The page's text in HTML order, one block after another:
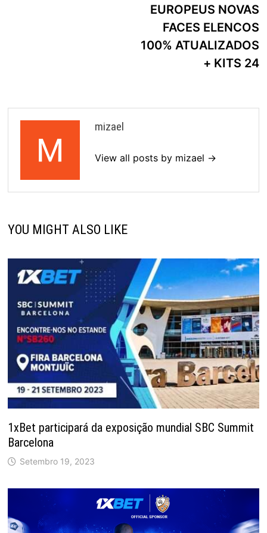
EUROPEUS NOVAS
FACES ELENCOS
100% ATUALIZADOS
+ KITS 24
mizael
View all posts by mizael →
YOU MIGHT ALSO LIKE
1xBet participará da exposição mundial SBC Summit
Barcelona
Setembro 19, 2023